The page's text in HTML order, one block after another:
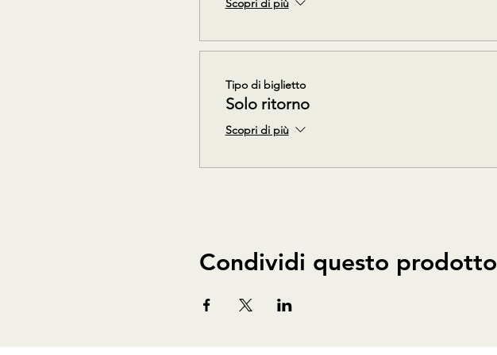
Scopri di più
Tipo di biglietto
Solo ritorno
Scopri di più
Condividi questo prodotto